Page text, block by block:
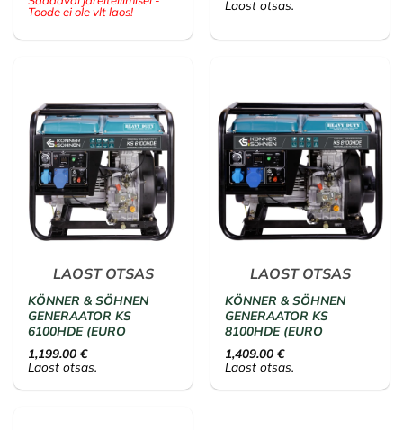
Toode ei ole vlt laos!
Laost otsas.
LAOST OTSAS
KÖNNER & SÖHNEN
GENERAATOR KS
6100HDE (EURO
1,199.00€
Laost otsas.
LAOST OTSAS
KÖNNER & SÖHNEN
GENERAATOR KS
8100HDE (EURO
1,409.00€
Laost otsas.